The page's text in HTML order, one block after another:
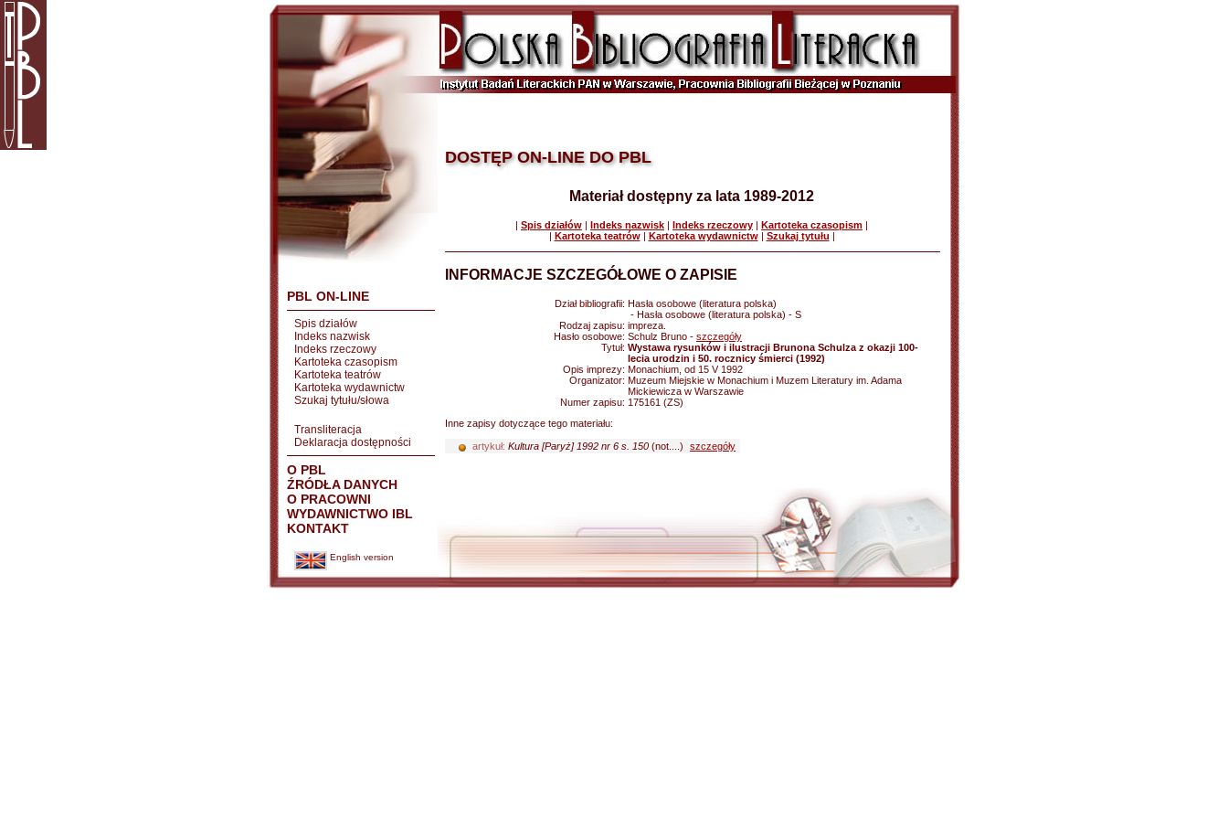
PBL ON-LINE
Spis działów
Indeks nazwisk
Indeks rzeczowy
Kartoteka czasopism
Kartoteka teatrów
Kartoteka wydawnictw
Szukaj tytułu/słowa
Transliteracja
Deklaracja dostępności
O PBL
ŹRÓDŁA DANYCH
O PRACOWNI
WYDAWNICTWO IBL
KONTAKT
English version
DOSTĘP ON-LINE DO PBL
Materiał dostępny za lata 1989-2012
| Spis działów | Indeks nazwisk | Indeks rzeczowy | Kartoteka czasopism |
| Kartoteka teatrów| Kartoteka wydawnictw| Szukaj tytułu |
INFORMACJE SZCZEGÓŁOWE O ZAPISIE
Dział bibliografii: Hasła osobowe (literatura polska)
- Hasła osobowe (literatura polska) - S
Rodzaj zapisu: impreza.
Hasło osobowe: Schulz Bruno - szczegóły
Tytuł: Wystawa rysunków i ilustracji Brunona Schulza z okazji 100-
lecia urodzin i 50. rocznicy śmierci (1992)
Opis imprezy: Monachium, od 15 V 1992
Organizator: Muzeum Miejskie w Monachium i Muzem Literatury im. Adama
Mickiewicza w Warszawie
Numer zapisu: 175161 (ZS)
Inne zapisy dotyczące tego materiału:
artykuł: Kultura [Paryż] 1992 nr 6 s. 150 (not....) szczegóły